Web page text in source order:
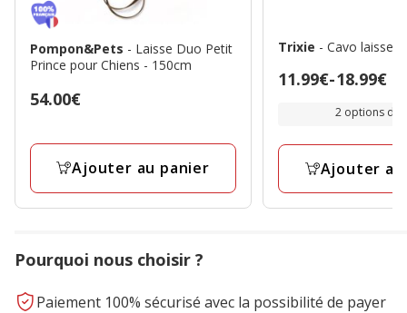
Pompon&Pets - Laisse Duo Petit
Prince pour Chiens - 150cm
Prix
54.00€
Ajouter au panier
Trixie - Cavo laisse
Prix
à
18.99€
11.99€-18.99€
2 options de
Ajouter
Pourquoi nous choisir ?
Paiement 100% sécurisé avec la possibilité de payer